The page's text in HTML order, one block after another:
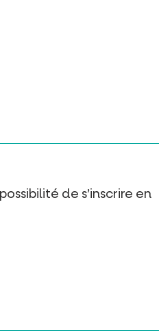
de s’inscrire en